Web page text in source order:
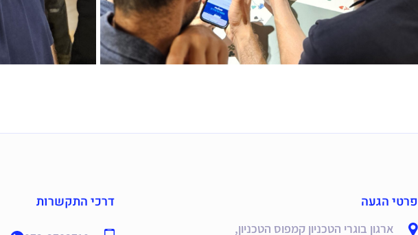
פרטי הגעה
ארגון בוגרי הטכניון קמפוס הטכניון,
דרכי התקשרות